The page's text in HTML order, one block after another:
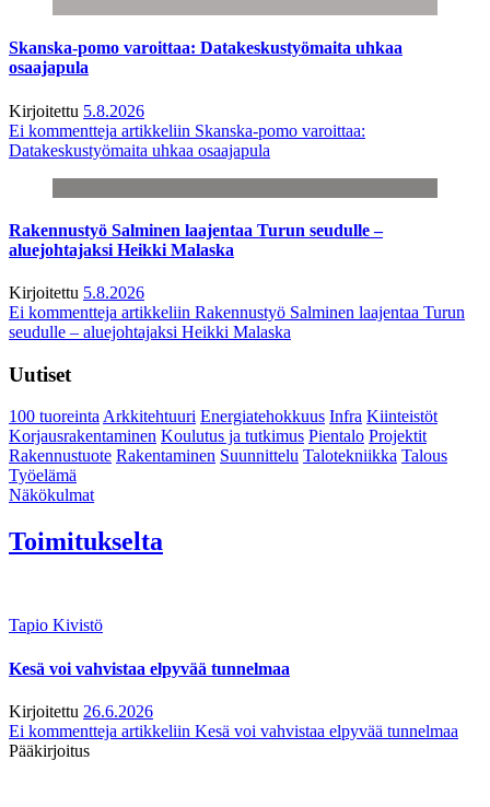
Skanska-pomo varoittaa: Datakeskustyömaita uhkaa
osaajapula
Kirjoitettu 5.8.2026
Ei kommentteja artikkeliin Skanska-pomo varoittaa:
Datakeskustyömaita uhkaa osaajapula
Rakennustyö Salminen laajentaa Turun seudulle –
aluejohtajaksi Heikki Malaska
Kirjoitettu 5.8.2026
Ei kommentteja artikkeliin Rakennustyö Salminen laajentaa Turun
seudulle – aluejohtajaksi Heikki Malaska
Uutiset
100 tuoreintaArkkitehtuuri Energiatehokkuus Infra Kiinteistöt
Korjausrakentaminen Koulutus ja tutkimus Pientalo Projektit
Rakennustuote Rakentaminen Suunnittelu Talotekniikka Talous
Työelämä
Näkökulmat
Toimitukselta
Tapio Kivistö
Kesä voi vahvistaa elpyvää tunnelmaa
Kirjoitettu 26.6.2026
Ei kommentteja artikkeliin Kesä voi vahvistaa elpyvää tunnelmaa
Pääkirjoitus